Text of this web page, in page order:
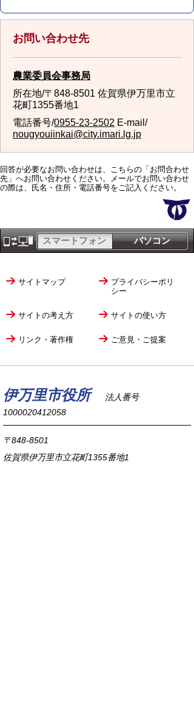
お問い合わせ先
農業委員会事務局
所在地/〒848-8501 佐賀県伊万里市立
花町1355番地1
電話番号/0955-23-2502 E-mail/
nougyouiinkai@city.imari.lg.jp
回答が必要なお問い合わせは、こちらの「お問合わせ
先」へお問い合わせください。メールでお問い合わせ
の際は、氏名・住所・電話番号をご記入ください。
パソコン
スマートフォン
サイトマップ
プライバシーポリ
シー
サイトの考え方 サイトの使い方
リンク・著作権 ご意見・ご提案
伊万里市役所
法人番号
1000020412058
〒848-8501
佐賀県伊万里市立花町1355番地1